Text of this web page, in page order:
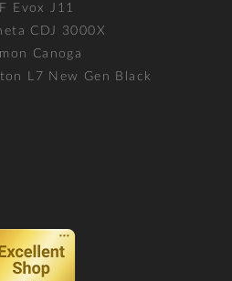
Evox J11
CDJ 3000X
Canoga
L7 New Gen Black